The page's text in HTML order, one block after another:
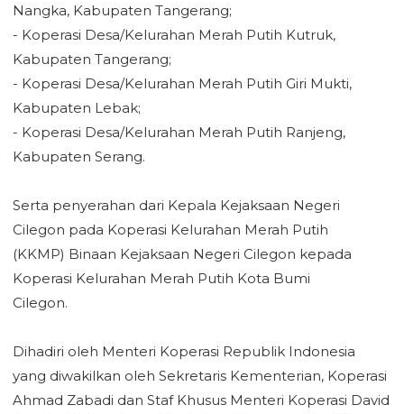
Nangka, Kabupaten Tangerang;
‎- Koperasi Desa/Kelurahan Merah Putih Kutruk,
Kabupaten Tangerang;
‎- Koperasi Desa/Kelurahan Merah Putih Giri Mukti,
Kabupaten Lebak;
‎- Koperasi Desa/Kelurahan Merah Putih Ranjeng,
Kabupaten Serang.
‎Serta penyerahan dari Kepala Kejaksaan Negeri
Cilegon pada Koperasi Kelurahan Merah Putih
‎(KKMP) Binaan Kejaksaan Negeri Cilegon kepada
Koperasi Kelurahan Merah Putih Kota Bumi
‎Cilegon.
‎Dihadiri oleh Menteri Koperasi Republik Indonesia
yang diwakilkan oleh Sekretaris Kementerian, Koperasi
Ahmad Zabadi dan Staf Khusus Menteri Koperasi David